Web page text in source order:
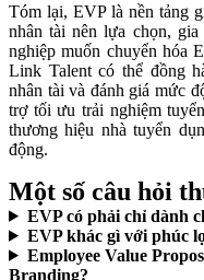
Tóm lại, EVP là nền tảng
nhân tài nên lựa chọn,
nghiệp muốn chuyển hóa
Link Talent có thể đồng
nhân tài và đánh giá mức
trợ tối ưu trải nghiệm
thương hiệu nhà tuyển
động.
Một số câu hỏi
EVP có phải chỉ dành
EVP khác gì với phúc
Employee Value
Branding?